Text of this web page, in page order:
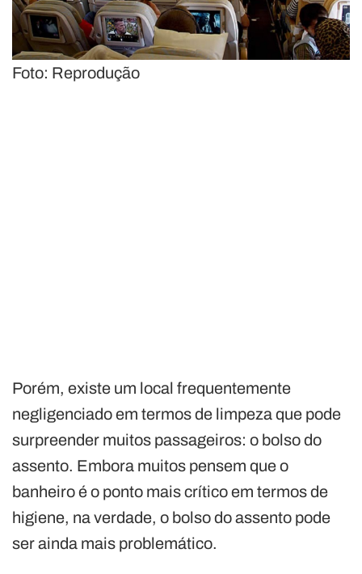
Foto: Reprodução
Porém, existe um local frequentemente
negligenciado em termos de limpeza que pode
surpreender muitos passageiros: o bolso do
assento. Embora muitos pensem que o
banheiro é o ponto mais crítico em termos de
higiene, na verdade, o bolso do assento pode
ser ainda mais problemático.